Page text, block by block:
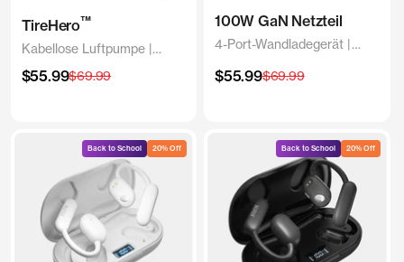
TireHero™
Kabellose Luftpumpe |
Tragbarer Reifenfüller
Angebotspreis
$55.99Regulärer
$69.99
100W GaN Netzteil
4-Port-Wandladegerät |
Angebotspreis
$55.99Regulärer
$69.99
Back to School 20% Off Back to School 20% Off